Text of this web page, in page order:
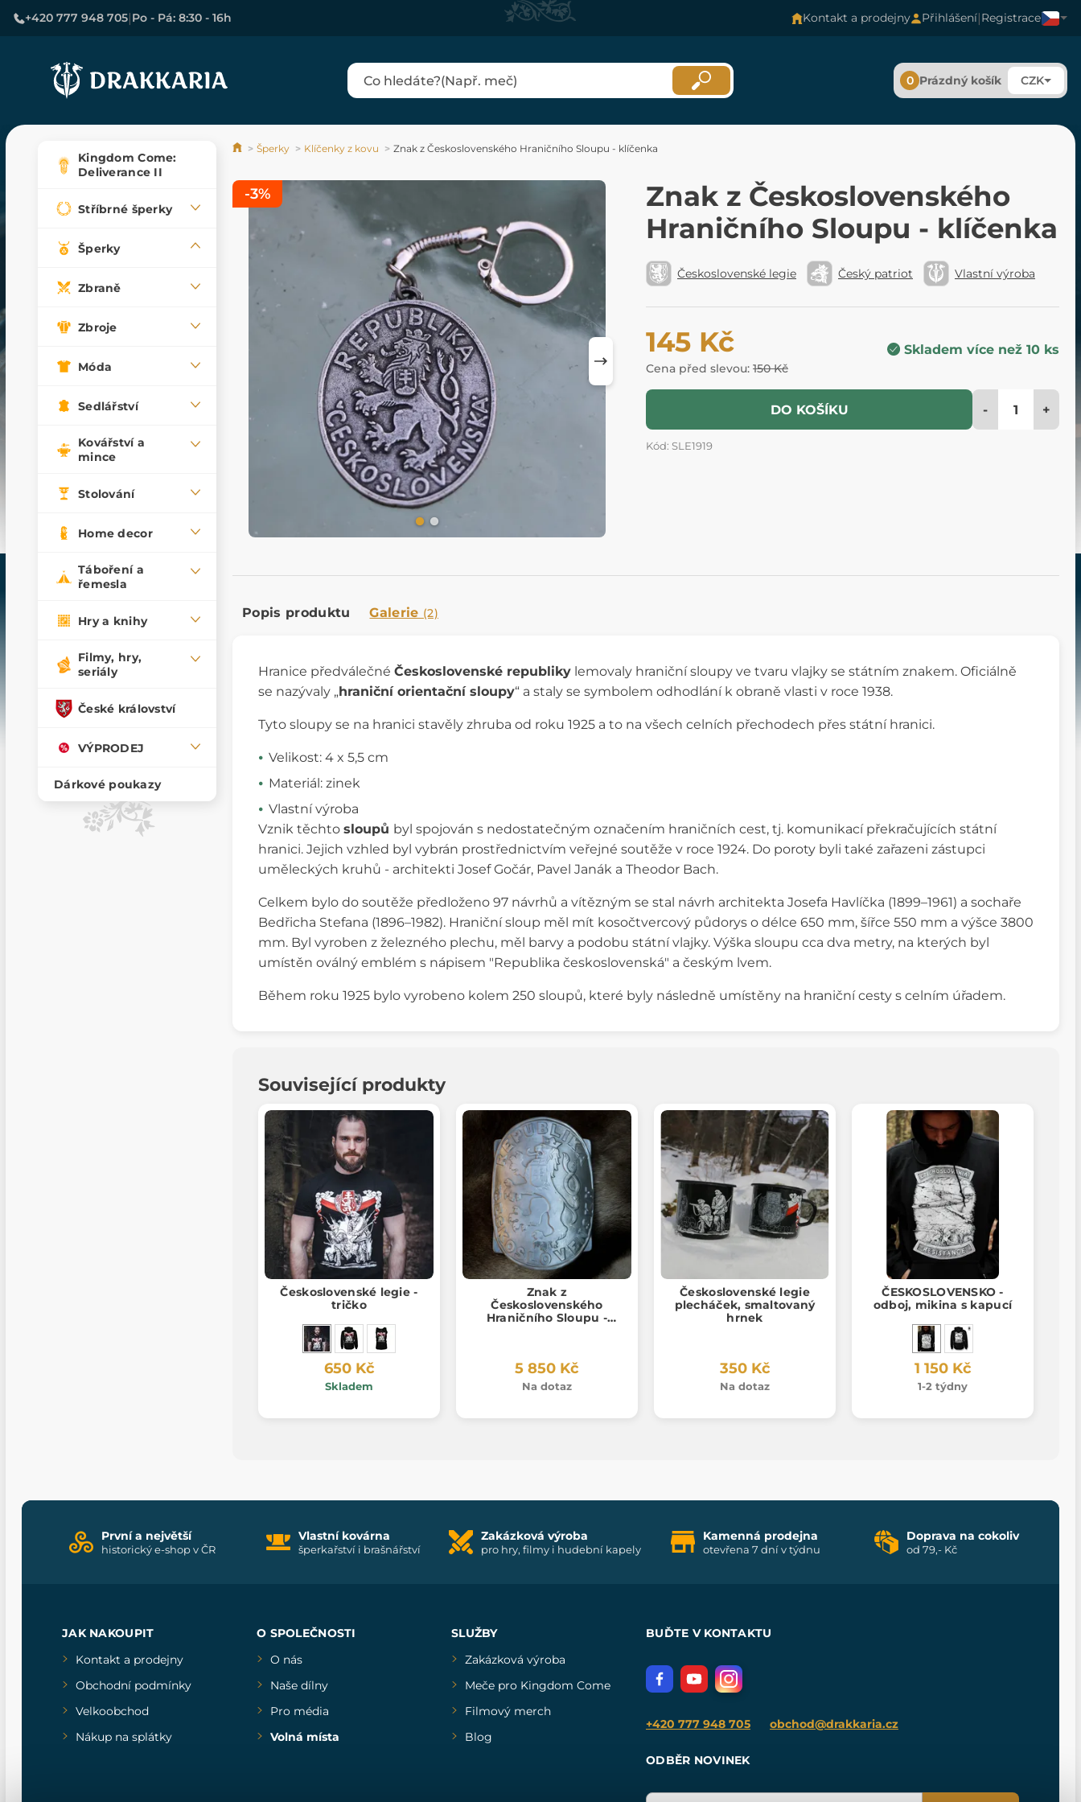
+420 777 948 705|Po - Pá: 8:30 - 16h Kontakt a prodejny Přihlášení|Registrace
0 Prázdný košík CZK
Kingdom Come:
Deliverance II
Stříbrné šperky
Šperky
Zbraně
Zbroje
Móda
Sedlářství
Kovářství a
mince
Stolování
Home decor
Táboření a
řemesla
Hry a knihy
Filmy, hry,
seriály
České království
VÝPRODEJ
Dárkové poukazy
Šperky Klíčenky z kovu Znak z Československého Hraničního Sloupu - klíčenka
Znak z Československého
Hraničního Sloupu - klíčenka
Československé legie Český patriot Vlastní výroba
145 Kč
Cena před slevou: 150 Kč
Skladem více než 10 ks
DO KOŠÍKU - +
Kód: SLE1919
-3%
Popis produktu Galerie (2)
Hranice předválečné Československé republiky lemovaly hraniční sloupy ve tvaru vlajky se státním znakem. Oficiálně
se nazývaly „hraniční orientační sloupy“ a staly se symbolem odhodlání k obraně vlasti v roce 1938.
Tyto sloupy se na hranici stavěly zhruba od roku 1925 a to na všech celních přechodech přes státní hranici.
Velikost: 4 x 5,5 cm
Materiál: zinek
Vlastní výroba
Vznik těchto sloupů byl spojován s nedostatečným označením hraničních cest, tj. komunikací překračujících státní
hranici. Jejich vzhled byl vybrán prostřednictvím veřejné soutěže v roce 1924. Do poroty byli také zařazeni zástupci
uměleckých kruhů - architekti Josef Gočár, Pavel Janák a Theodor Bach.
Celkem bylo do soutěže předloženo 97 návrhů a vítězným se stal návrh architekta Josefa Havlíčka (1899–1961) a sochaře
Bedřicha Stefana (1896–1982). Hraniční sloup měl mít kosočtvercový půdorys o délce 650 mm, šířce 550 mm a výšce 3800
mm. Byl vyroben z železného plechu, měl barvy a podobu státní vlajky. Výška sloupu cca dva metry, na kterých byl
umístěn oválný emblém s nápisem "Republika československá" a českým lvem.
Během roku 1925 bylo vyrobeno kolem 250 sloupů, které byly následně umístěny na hraniční cesty s celním úřadem.
Související produkty
Československé legie -
tričko
650 Kč
Skladem
Znak z
Československého
Hraničního Sloupu -
5 850 Kč
Na dotaz
Československé legie
plecháček, smaltovaný
hrnek
350 Kč
Na dotaz
ČESKOSLOVENSKO -
odboj, mikina s kapucí
1 150 Kč
1-2 týdny
První a největší
historický e-shop v ČR
Vlastní kovárna
šperkařství i brašnářství
Zakázková výroba
pro hry, filmy i hudební kapely
Kamenná prodejna
otevřena 7 dní v týdnu
Doprava na cokoliv
od 79,- Kč
JAK NAKOUPIT
Kontakt a prodejny
Obchodní podmínky
Velkoobchod
Nákup na splátky
O SPOLEČNOSTI
O nás
Naše dílny
Pro média
Volná místa
SLUŽBY
Zakázková výroba
Meče pro Kingdom Come
Filmový merch
Blog
BUĎTE V KONTAKTU
+420 777 948 705 obchod@drakkaria.cz
ODBĚR NOVINEK